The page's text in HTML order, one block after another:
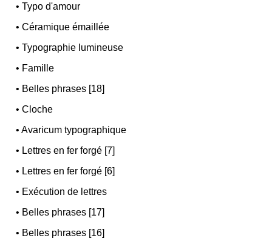
•Typo d'amour
•Céramique émaillée
•Typographie lumineuse
• Famille
• Belles phrases [18]
•Cloche
•Avaricum typographique
• Lettres en fer forgé [7]
• Lettres en fer forgé [6]
• Exécution de lettres
• Belles phrases [17]
• Belles phrases [16]